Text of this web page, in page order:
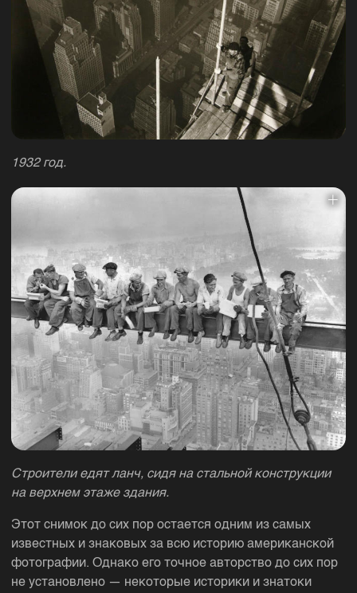
1932 год.
Строители едят ланч, сидя на стальной конструкции
на верхнем этаже здания.
Этот снимок до сих пор остается одним из самых
известных и знаковых за всю историю американской
фотографии. Однако его точное авторство до сих пор
не установлено — некоторые историки и знатоки